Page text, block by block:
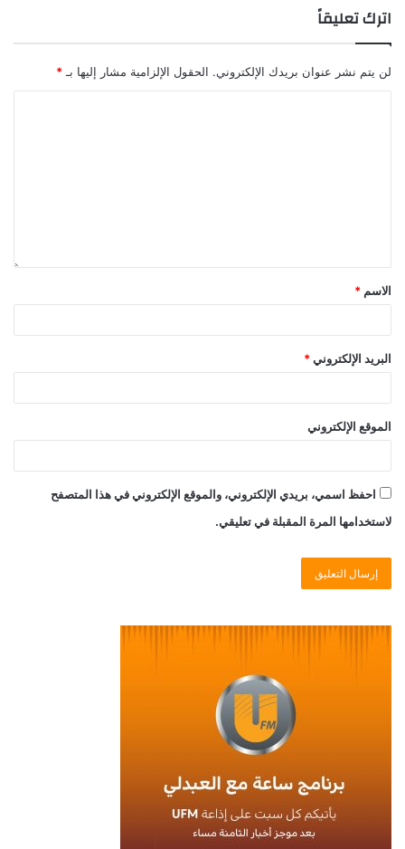
اترك تعليقاً
لن يتم نشر عنوان بريدك الإلكتروني. الحقول الإلزامية مشار إليها بـ *
الاسم *
البريد الإلكتروني *
الموقع الإلكتروني
احفظ اسمي، بريدي الإلكتروني، والموقع الإلكتروني في هذا المتصفح
لاستخدامها المرة المقبلة في تعليقي.